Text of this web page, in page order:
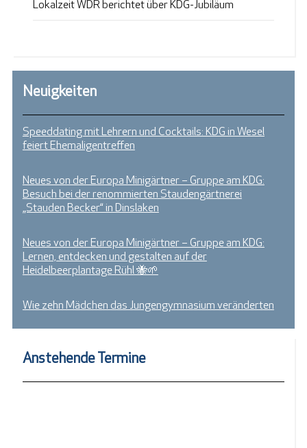
Lokalzeit WDR berichtet über KDG-Jubiläum
Neuigkeiten
Speeddating mit Lehrern und Cocktails: KDG in Wesel
feiert Ehemaligentreffen
Neues von der Europa Minigärtner – Gruppe am KDG:
Besuch bei der renommierten Staudengärtnerei
„Stauden Becker“ in Dinslaken
Neues von der Europa Minigärtner – Gruppe am KDG:
Lernen, entdecken und gestalten auf der
Heidelbeerplantage Rühl 🐝🌱
Wie zehn Mädchen das Jungengymnasium veränderten
Anstehende Termine